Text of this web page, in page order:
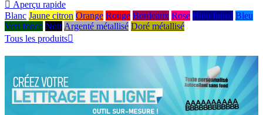
 Aperçu rapide
Blanc Jaune citron Orange Rouge Bordeaux Rose Bleu foncé Bleu
Vert fonce Noir Argenté métallisé Doré métallisé
Tous les produits